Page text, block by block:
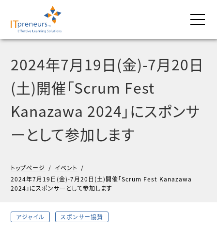
2024年7月19日(金)-7月20日
(土)開催「Scrum Fest
Kanazawa 2024」にスポンサ
ーとして参加します
トップページ / イベント /
2024年7月19日(金)-7月20日(土)開催「Scrum Fest Kanazawa
2024」にスポンサーとして参加します
アジャイル スポンサー協賛